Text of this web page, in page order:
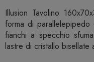
Illusion Tavolino
forma di
fianchi a specchio
lastre di cristallo bisellate